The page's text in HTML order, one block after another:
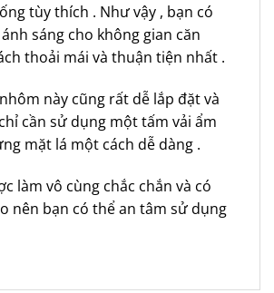
tùy thích . Như vậy , bạn có
sáng cho không gian căn
thoải mái và thuận tiện nhất .
này cũng rất dễ lắp đặt và
cần sử dụng một tấm vải ẩm
mặt lá một cách dễ dàng .
làm vô cùng chắc chắn và có
nên bạn có thể an tâm sử dụng